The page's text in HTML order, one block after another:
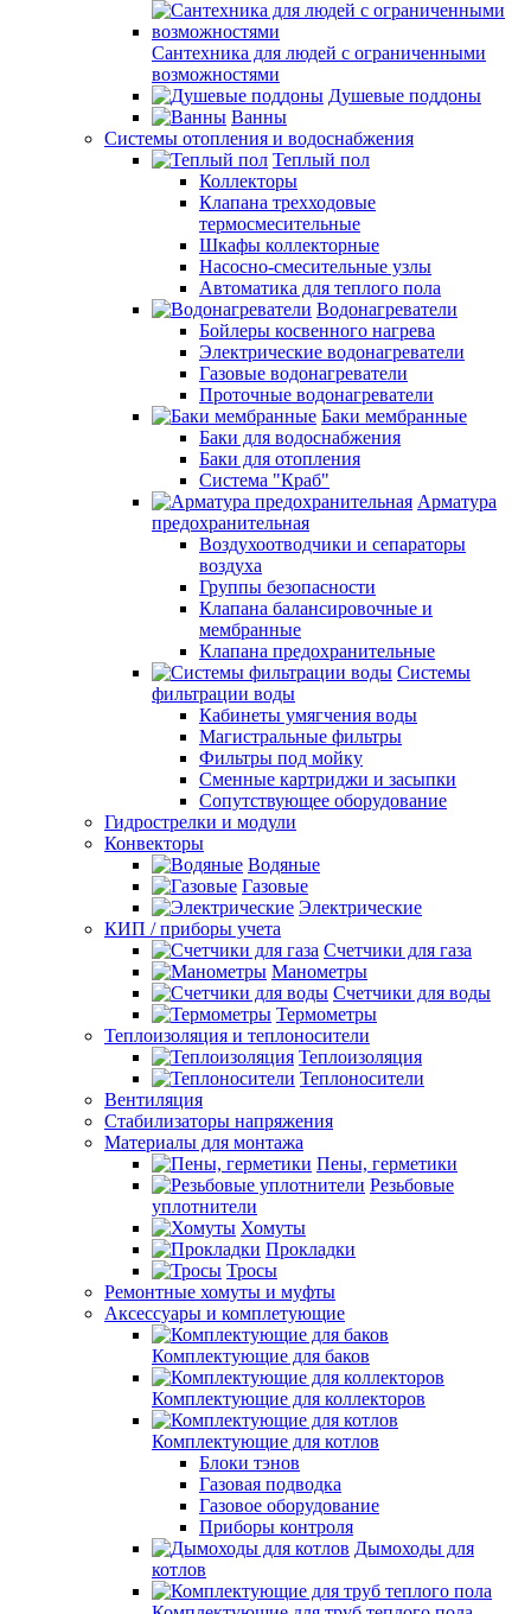
Сантехника для людей с ограниченными
возможностями
Душевые поддоны
Ванны
Системы отопления и водоснабжения
Теплый пол
Коллекторы
Клапана трехходовые
термосмесительные
Шкафы коллекторные
Насосно-смесительные узлы
Автоматика для теплого пола
Водонагреватели
Бойлеры косвенного нагрева
Электрические водонагреватели
Газовые водонагреватели
Проточные водонагреватели
Баки мембранные
Баки для водоснабжения
Баки для отопления
Система "Краб"
Арматура
предохранительная
Воздухоотводчики и сепараторы
воздуха
Группы безопасности
Клапана балансировочные и
мембранные
Клапана предохранительные
Системы
фильтрации воды
Кабинеты умягчения воды
Магистральные фильтры
Фильтры под мойку
Сменные картриджи и засыпки
Сопутствующее оборудование
Гидрострелки и модули
Конвекторы
Водяные
Газовые
Электрические
КИП / приборы учета
Счетчики для газа
Манометры
Счетчики для воды
Термометры
Теплоизоляция и теплоносители
Теплоизоляция
Теплоносители
Вентиляция
Стабилизаторы напряжения
Материалы для монтажа
Пены, герметики
Резьбовые
уплотнители
Хомуты
Прокладки
Тросы
Ремонтные хомуты и муфты
Аксессуары и комплетующие
Комплектующие для баков
Комплектующие для коллекторов
Комплектующие для котлов
Блоки тэнов
Газовая подводка
Газовое оборудование
Приборы контроля
Дымоходы для
котлов